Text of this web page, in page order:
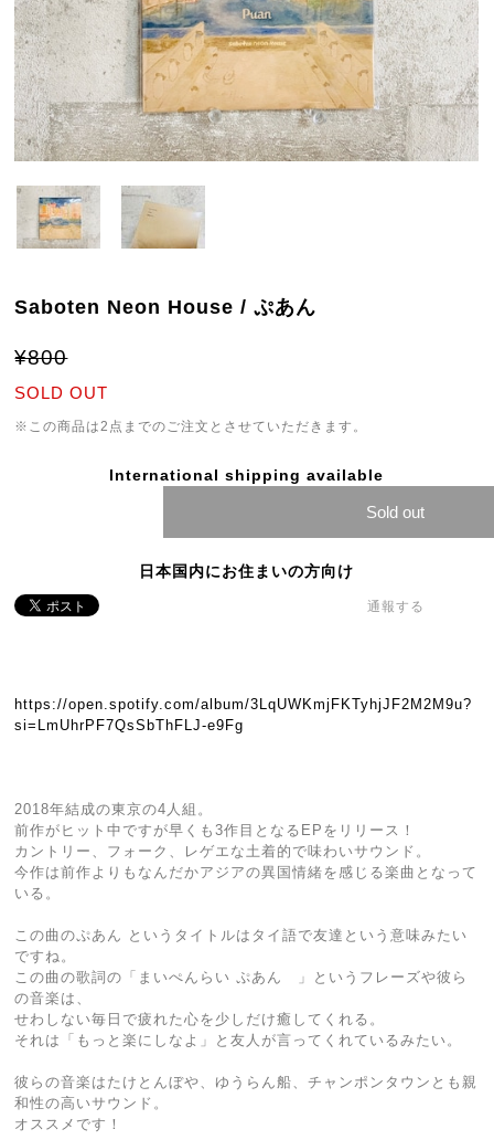
Saboten Neon House / ぷあん
¥800
SOLD OUT
※この商品は2点までのご注文とさせていただきます。
International shipping available
Sold out
日本国内にお住まいの方向け
通報する
https://open.spotify.com/album/3LqUWKmjFKTyhjJF2M2M9u?
si=LmUhrPF7QsSbThFLJ-e9Fg
2018年結成の東京の4人組。
前作がヒット中ですが早くも3作目となるEPをリリース！
カントリー、フォーク、レゲエな土着的で味わいサウンド。
今作は前作よりもなんだかアジアの異国情緒を感じる楽曲となって
いる。
この曲のぷあん というタイトルはタイ語で友達という意味みたい
ですね。
この曲の歌詞の「まいぺんらい ぷあん 」というフレーズや彼ら
の音楽は、
せわしない毎日で疲れた心を少しだけ癒してくれる。
それは「もっと楽にしなよ」と友人が言ってくれているみたい。
彼らの音楽はたけとんぼや、ゆうらん船、チャンポンタウンとも親
和性の高いサウンド。
オススメです！